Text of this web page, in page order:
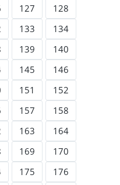
127
128
133
134
139
140
145
146
151
152
157
158
163
164
169
170
175
176